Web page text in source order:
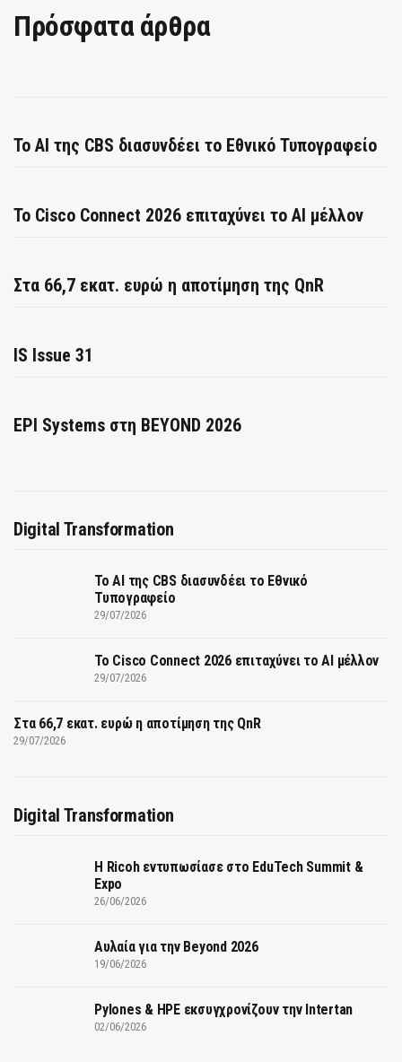
Πρόσφατα άρθρα
Το AI της CBS διασυνδέει το Εθνικό Τυπογραφείο
Το Cisco Connect 2026 επιταχύνει το AI μέλλον
Στα 66,7 εκατ. ευρώ η αποτίμηση της QnR
IS Issue 31
EPI Systems στη BEYOND 2026
Digital Transformation
Το AI της CBS διασυνδέει το Εθνικό
Τυπογραφείο
29/07/2026
Το Cisco Connect 2026 επιταχύνει το AI μέλλον
29/07/2026
Στα 66,7 εκατ. ευρώ η αποτίμηση της QnR
29/07/2026
Digital Transformation
Η Ricoh εντυπωσίασε στο EduTech Summit &
Expo
26/06/2026
Αυλαία για την Beyond 2026
19/06/2026
Pylones & HPE εκσυγχρονίζουν την Intertan
02/06/2026